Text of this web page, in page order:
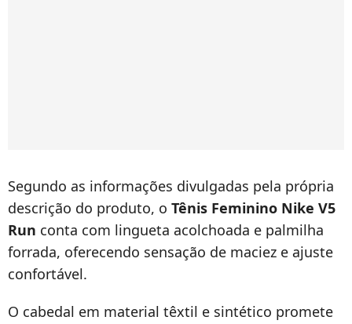
Segundo as informações divulgadas pela própria
descrição do produto, o Tênis Feminino Nike V5
Run conta com lingueta acolchoada e palmilha
forrada, oferecendo sensação de maciez e ajuste
confortável.
O cabedal em material têxtil e sintético promete